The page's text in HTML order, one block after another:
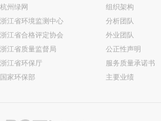
杭州绿网
浙江省环境监测中心
浙江省合格评定协会
浙江省质量监督局
浙江省环保厅
国家环保部
组织架构
分析团队
外业团队
公正性声明
服务质量承诺书
主要业绩